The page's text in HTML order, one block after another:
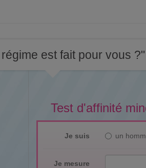
est fait pour vous ?"
Test d'affinité
Je suis un
Je mesure